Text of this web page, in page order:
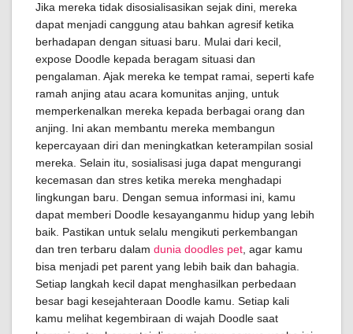
Jika mereka tidak disosialisasikan sejak dini, mereka
dapat menjadi canggung atau bahkan agresif ketika
berhadapan dengan situasi baru. Mulai dari kecil,
expose Doodle kepada beragam situasi dan
pengalaman. Ajak mereka ke tempat ramai, seperti kafe
ramah anjing atau acara komunitas anjing, untuk
memperkenalkan mereka kepada berbagai orang dan
anjing. Ini akan membantu mereka membangun
kepercayaan diri dan meningkatkan keterampilan sosial
mereka. Selain itu, sosialisasi juga dapat mengurangi
kecemasan dan stres ketika mereka menghadapi
lingkungan baru. Dengan semua informasi ini, kamu
dapat memberi Doodle kesayanganmu hidup yang lebih
baik. Pastikan untuk selalu mengikuti perkembangan
dan tren terbaru dalam dunia doodles pet , agar kamu
bisa menjadi pet parent yang lebih baik dan bahagia.
Setiap langkah kecil dapat menghasilkan perbedaan
besar bagi kesejahteraan Doodle kamu. Setiap kali
kamu melihat kegembiraan di wajah Doodle saat